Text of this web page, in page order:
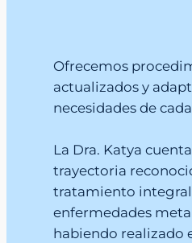
Ofrecemos
actualizados y
necesidades de
La Dra. Katya
trayectoria
tratamiento integral
enfermedades
habiendo realizado